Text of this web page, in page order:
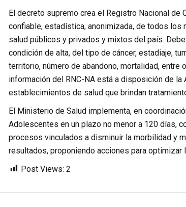
El decreto supremo crea el Registro Nacional
confiable, estadística, anonimizada, de todos
salud públicos y privados y mixtos del país.
condición de alta, del tipo de cáncer, estadiaje,
territorio, número de abandono, mortalidad,
información del RNC-NA está a disposición de la
establecimientos de salud que brindan
El Ministerio de Salud implementa, en
Adolescentes en un plazo no menor a 120 días,
procesos vinculados a disminuir la morbilidad y
resultados, proponiendo acciones para optimizar
Post Views: 2